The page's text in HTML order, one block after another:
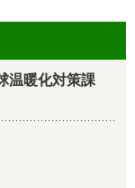
温暖化対策課